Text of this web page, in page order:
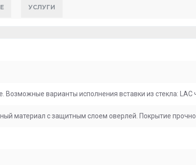
УСЛУГИ
Возможные варианты исполнения вставки из стекла:
материал с защитным слоем оверлей. Покрытие